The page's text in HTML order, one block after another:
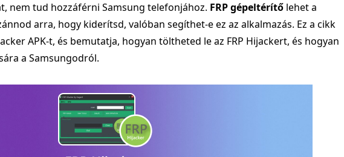
nem tud hozzáférni Samsung telefonjához. FRP gépeltérítő lehet a
arra, hogy kiderítsd, valóban segíthet-e ez az alkalmazás. Ez a cikk
APK-t, és bemutatja, hogyan töltheted le az FRP Hijackert, és hogyan
a Samsungodról.